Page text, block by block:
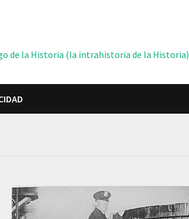
de la Historia (la intrahistoria de la Historia)